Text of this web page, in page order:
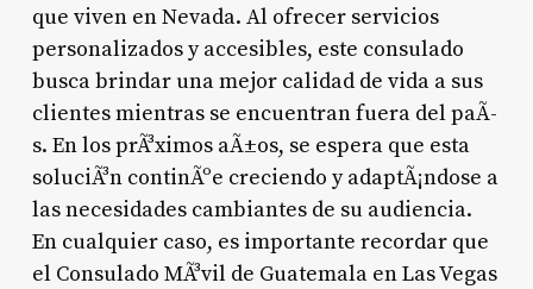
que viven en Nevada. Al ofrecer servicios
personalizados y accesibles, este consulado
busca brindar una mejor calidad de vida a sus
clientes mientras se encuentran fuera del paÃ­
s. En los prÃ³ximos aÃ±os, se espera que esta
soluciÃ³n continÃºe creciendo y adaptÃ¡ndose a
las necesidades cambiantes de su audiencia.
En cualquier caso, es importante recordar que
el Consulado MÃ³vil de Guatemala en Las Vegas